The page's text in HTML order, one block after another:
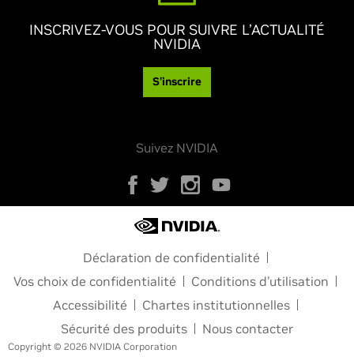
INSCRIVEZ-VOUS POUR SUIVRE L’ACTUALITÉ
NVIDIA
S’inscrire
Suivez NVIDIA
Déclaration de confidentialité
Vos choix de confidentialité
Conditions d’utilisation
Accessibilité
Chartes institutionnelles
Sécurité des produits
Nous contacter
Copyright © 2026 NVIDIA Corporation